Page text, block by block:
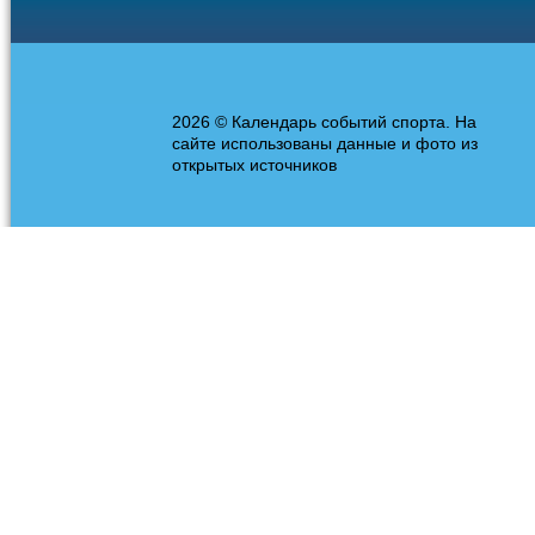
2026 © Календарь событий спорта. На
сайте использованы данные и фото из
открытых источников